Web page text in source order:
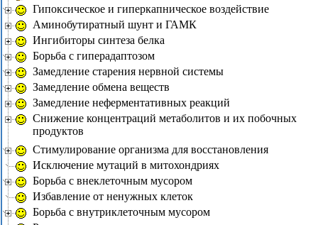
Гипоксическое и гиперкапническое воздействие
Аминобутиратный шунт и ГАМК
Ингибиторы синтеза белка
Борьба с гиперадаптозом
Замедление старения нервной системы
Замедление обмена веществ
Замедление неферментативных реакций
Снижение концентраций метаболитов и их побочных
продуктов
Стимулирование организма для восстановления
Исключение мутаций в митохондриях
Борьба с внеклеточным мусором
Избавление от ненужных клеток
Борьба с внутриклеточным мусором